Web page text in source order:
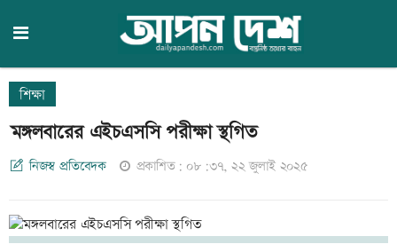
শিক্ষা
মঙ্গলবারের এইচএসসি পরীক্ষা স্থগিত
নিজস্ব প্রতিবেদক প্রকাশিত: ০৮:৩৭, ২২ জুলাই ২০২৫